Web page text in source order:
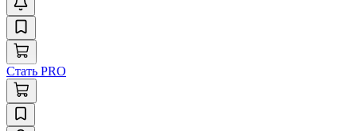
Стать PRO